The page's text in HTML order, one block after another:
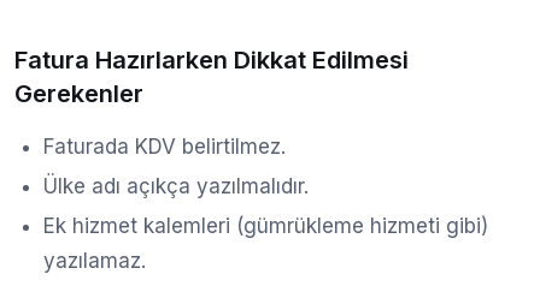
Fatura Hazırlarken Dikkat Edilmesi
Gerekenler
Faturada KDV belirtilmez.
Ülke adı açıkça yazılmalıdır.
Ek hizmet kalemleri (gümrükleme hizmeti gibi)
yazılamaz.